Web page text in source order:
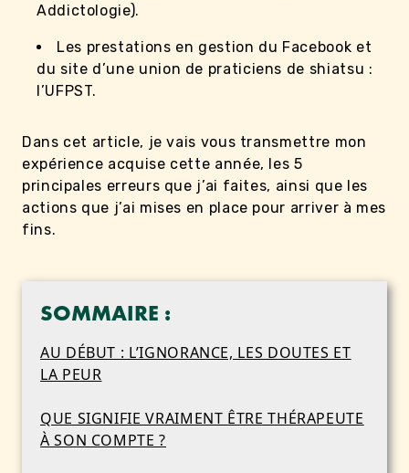
Addictologie).
Les prestations en gestion du Facebook et
du site d’une union de praticiens de shiatsu :
l’UFPST.
Dans cet article, je vais vous transmettre mon
expérience acquise cette année, les 5
principales erreurs que j’ai faites, ainsi que les
actions que j’ai mises en place pour arriver à mes
fins.
SOMMAIRE :
AU DÉBUT : L’IGNORANCE, LES DOUTES ET
LA PEUR
QUE SIGNIFIE VRAIMENT ÊTRE THÉRAPEUTE
À SON COMPTE ?